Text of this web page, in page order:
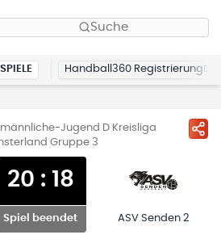
Suche
Handball360 Registrierung
Jugend D Kreisliga
Gruppe 3
20 : 18
Spiel beendet ASV Senden 2